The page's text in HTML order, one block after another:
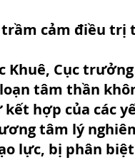
cảm điều trị
Khuê, Cục
tâm thần
hợp của các
tâm lý
lực, bị phân